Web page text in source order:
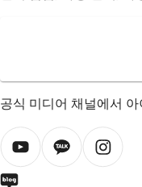
공식 미디어 채널에서